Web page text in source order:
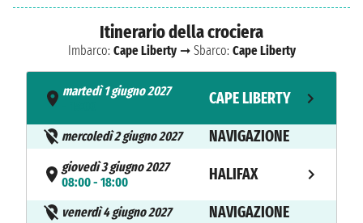
Itinerario della crociera
Imbarco: Cape Liberty➞ Sbarco: Cape Liberty
martedì 1 giugno 2027
CAPE LIBERTY
mercoledì 2 giugno 2027 NAVIGAZIONE
giovedì 3 giugno 2027
08:00 - 18:00
HALIFAX
venerdì 4 giugno 2027 NAVIGAZIONE